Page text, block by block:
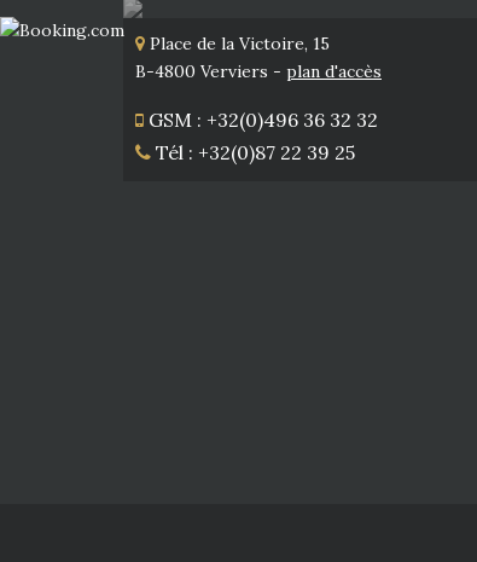
Place de la Victoire, 15
B-4800 Verviers - plan d'accès
GSM : +32(0)496 36 32 32
Tél : +32(0)87 22 39 25